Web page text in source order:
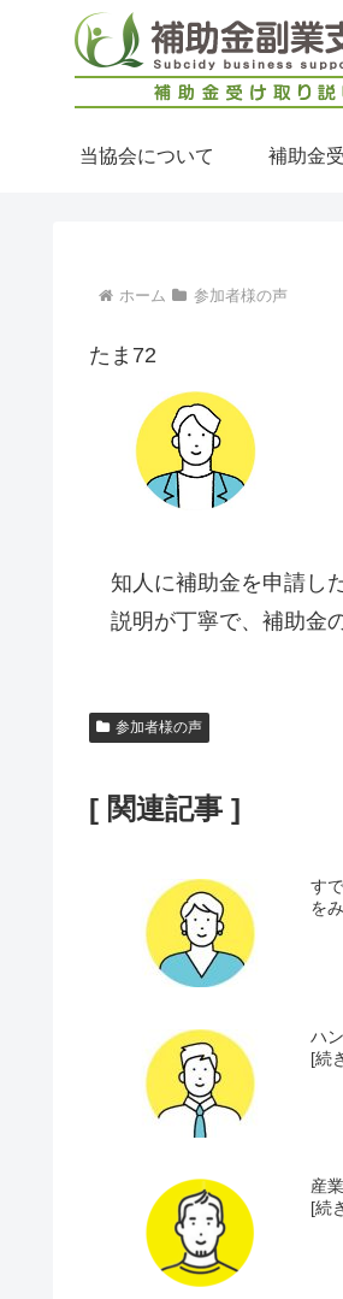
当協会について 補助金
ホーム 参加者様の声
たま72
知人に補助金を申請し
説明が丁寧で、補助金
参加者様の声
[ 関連記事 ]
す
を
ハ
[続
産
[続